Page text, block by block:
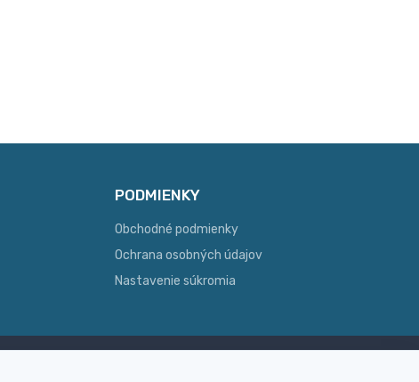
PODMIENKY
Obchodné podmienky
Ochrana osobných údajov
Nastavenie súkromia